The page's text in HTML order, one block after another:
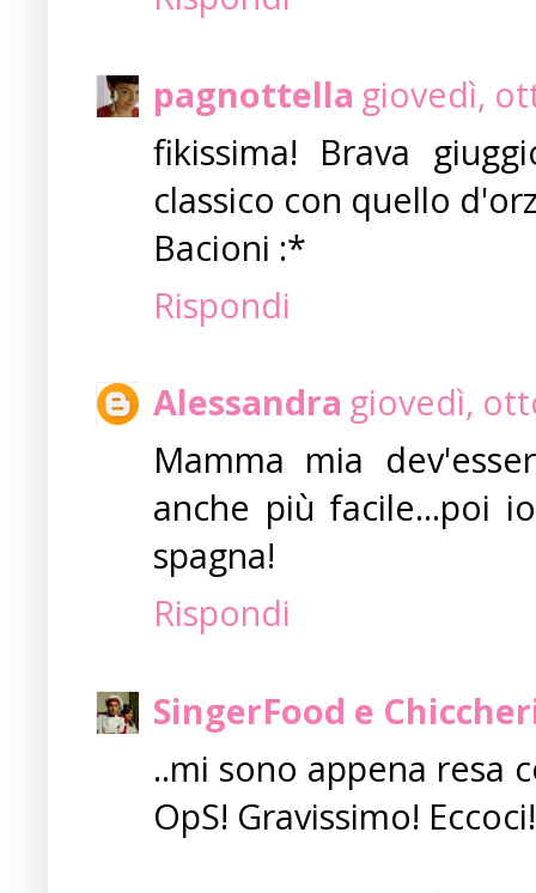
pagnottella giovedì,
fikissima! Brava
classico con quello
Bacioni :*
Rispondi
Alessandra giovedì,
Mamma mia
anche più facile...poi
spagna!
Rispondi
SingerFood e
..mi sono appena resa
OpS! Gravissimo!